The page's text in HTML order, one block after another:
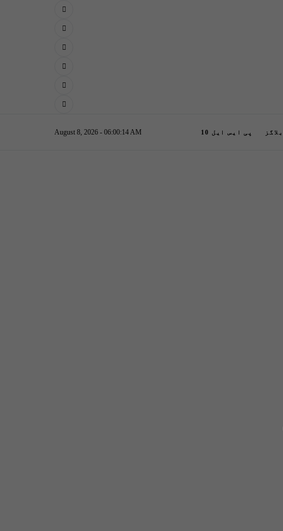
بلاگز پی ایس ایل 10 August 8, 2026 - 06:00:15 AM